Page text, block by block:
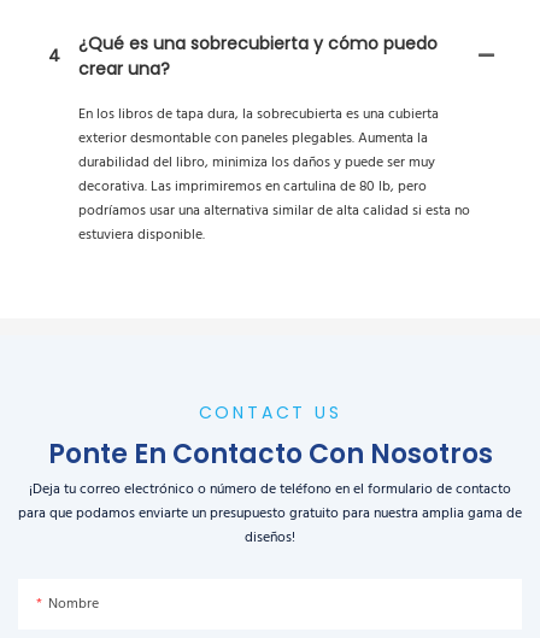
4
¿Qué es una sobrecubierta y cómo puedo
crear una?
En los libros de tapa dura, la sobrecubierta es una cubierta
exterior desmontable con paneles plegables. Aumenta la
durabilidad del libro, minimiza los daños y puede ser muy
decorativa. Las imprimiremos en cartulina de 80 lb, pero
podríamos usar una alternativa similar de alta calidad si esta no
estuviera disponible.
CONTACT US
Ponte En Contacto Con Nosotros
¡Deja tu correo electrónico o número de teléfono en el formulario de contacto
para que podamos enviarte un presupuesto gratuito para nuestra amplia gama de
diseños!
Nombre